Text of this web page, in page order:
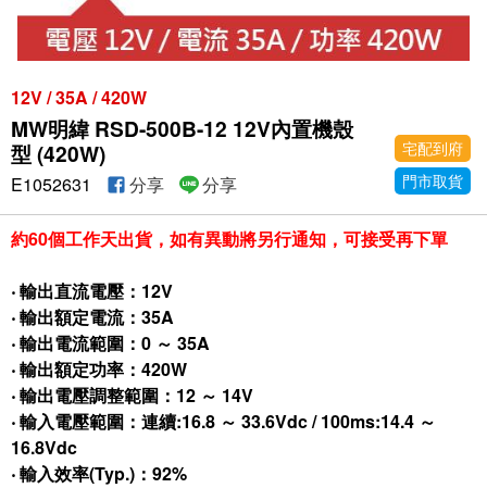
12V / 35A / 420W
MW明緯 RSD-500B-12 12V內置機殼
型 (420W)
宅配到府
門市取貨
E1052631 分享 分享
約60個工作天出貨，如有異動將另行通知，可接受再下單
‧ 輸出直流電壓：12V
‧ 輸出額定電流：35A
‧ 輸出電流範圍：0 ～ 35A
‧ 輸出額定功率：420W
‧ 輸出電壓調整範圍：12 ～ 14V
‧ 輸入電壓範圍：連續:16.8 ～ 33.6Vdc / 100ms:14.4 ～
16.8Vdc
‧ 輸入效率(Typ.)：92%